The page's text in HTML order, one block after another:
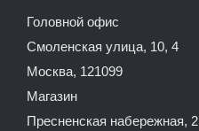
Головной офис
Смоленская улица, 10, 4
Москва, 121099
Магазин
Пресненская набережная, 2